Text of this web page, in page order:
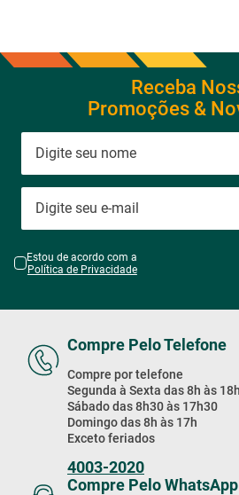
Receba
Promoções &
Estou de acordo com a
Política de Privacidade
Compre Pelo Telefone
Compre por telefone
Segunda à Sexta das 8h às 18h
Sábado das 8h30 às 17h30
Domingo das 8h às 17h
Exceto feriados
4003-2020
Compre Pelo WhatsApp